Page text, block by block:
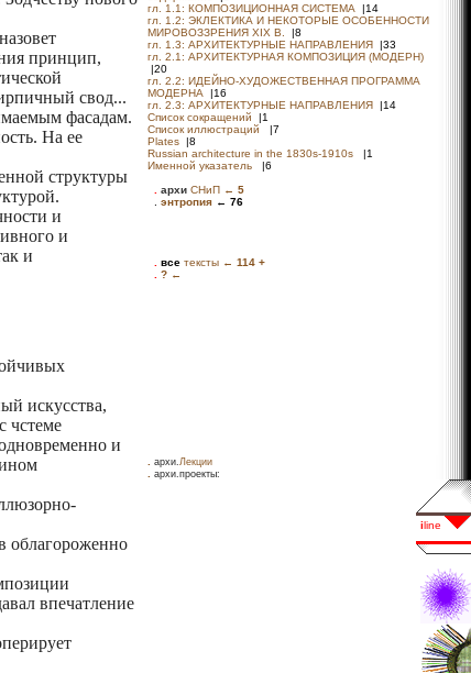
принцип,
свод...
фасадам.
На ее
структуры
и
и
и
искусства,
чстеме
и
облагороженно
впечатление
архи.Лекции
архи.проекты: